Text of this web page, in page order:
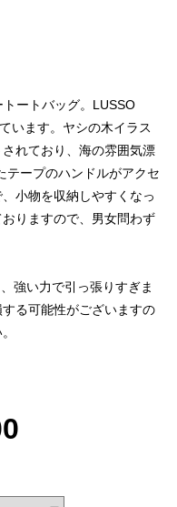
ートバッグ。LUSSO
います。ヤシの木イラス
れており、海の雰囲気漂
テープのハンドルがアクセ
小物を収納しやすくなっ
りますので、男女問わず
強い力で引っ張りすぎま
る可能性がございますの